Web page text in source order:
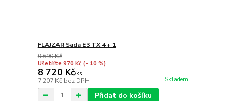
FLAJZAR Sada E3 TX 4 + 1
9 690 Kč
Ušetříte 970 Kč (- 10 %)
8 720 Kč/ks
7 207 Kč bez DPH Skladem
Přidat do košíku